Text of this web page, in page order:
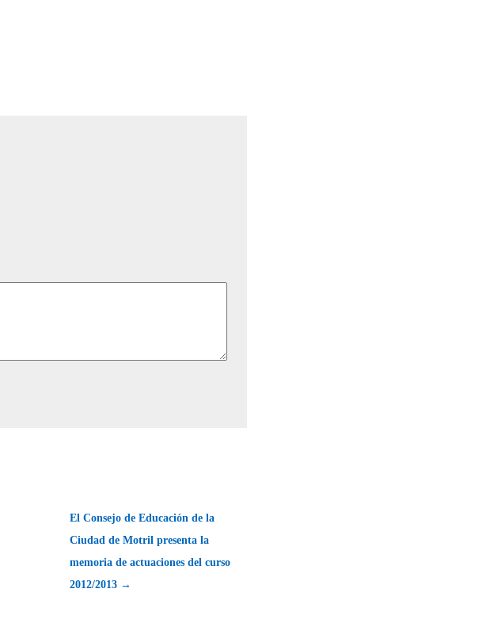
El Consejo de Educación de la
Ciudad de Motril presenta la
memoria de actuaciones del curso
2012/2013 →